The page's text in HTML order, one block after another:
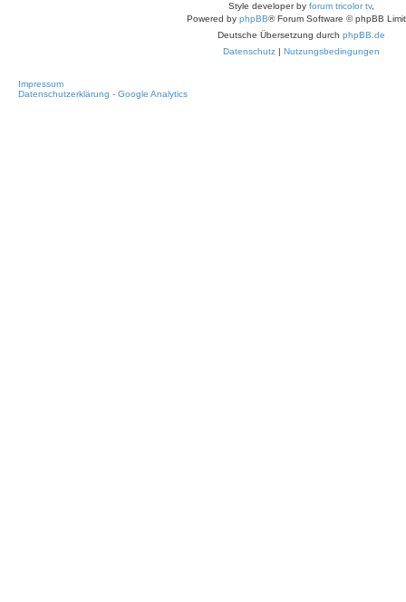
Style developer by forum tricolor tv,
Powered by phpBB® Forum Software © phpBB
Deutsche Übersetzung durch phpBB.de
Datenschutz | Nutzungsbedingungen
Impressum
Datenschutzerklärung - Google Analytics